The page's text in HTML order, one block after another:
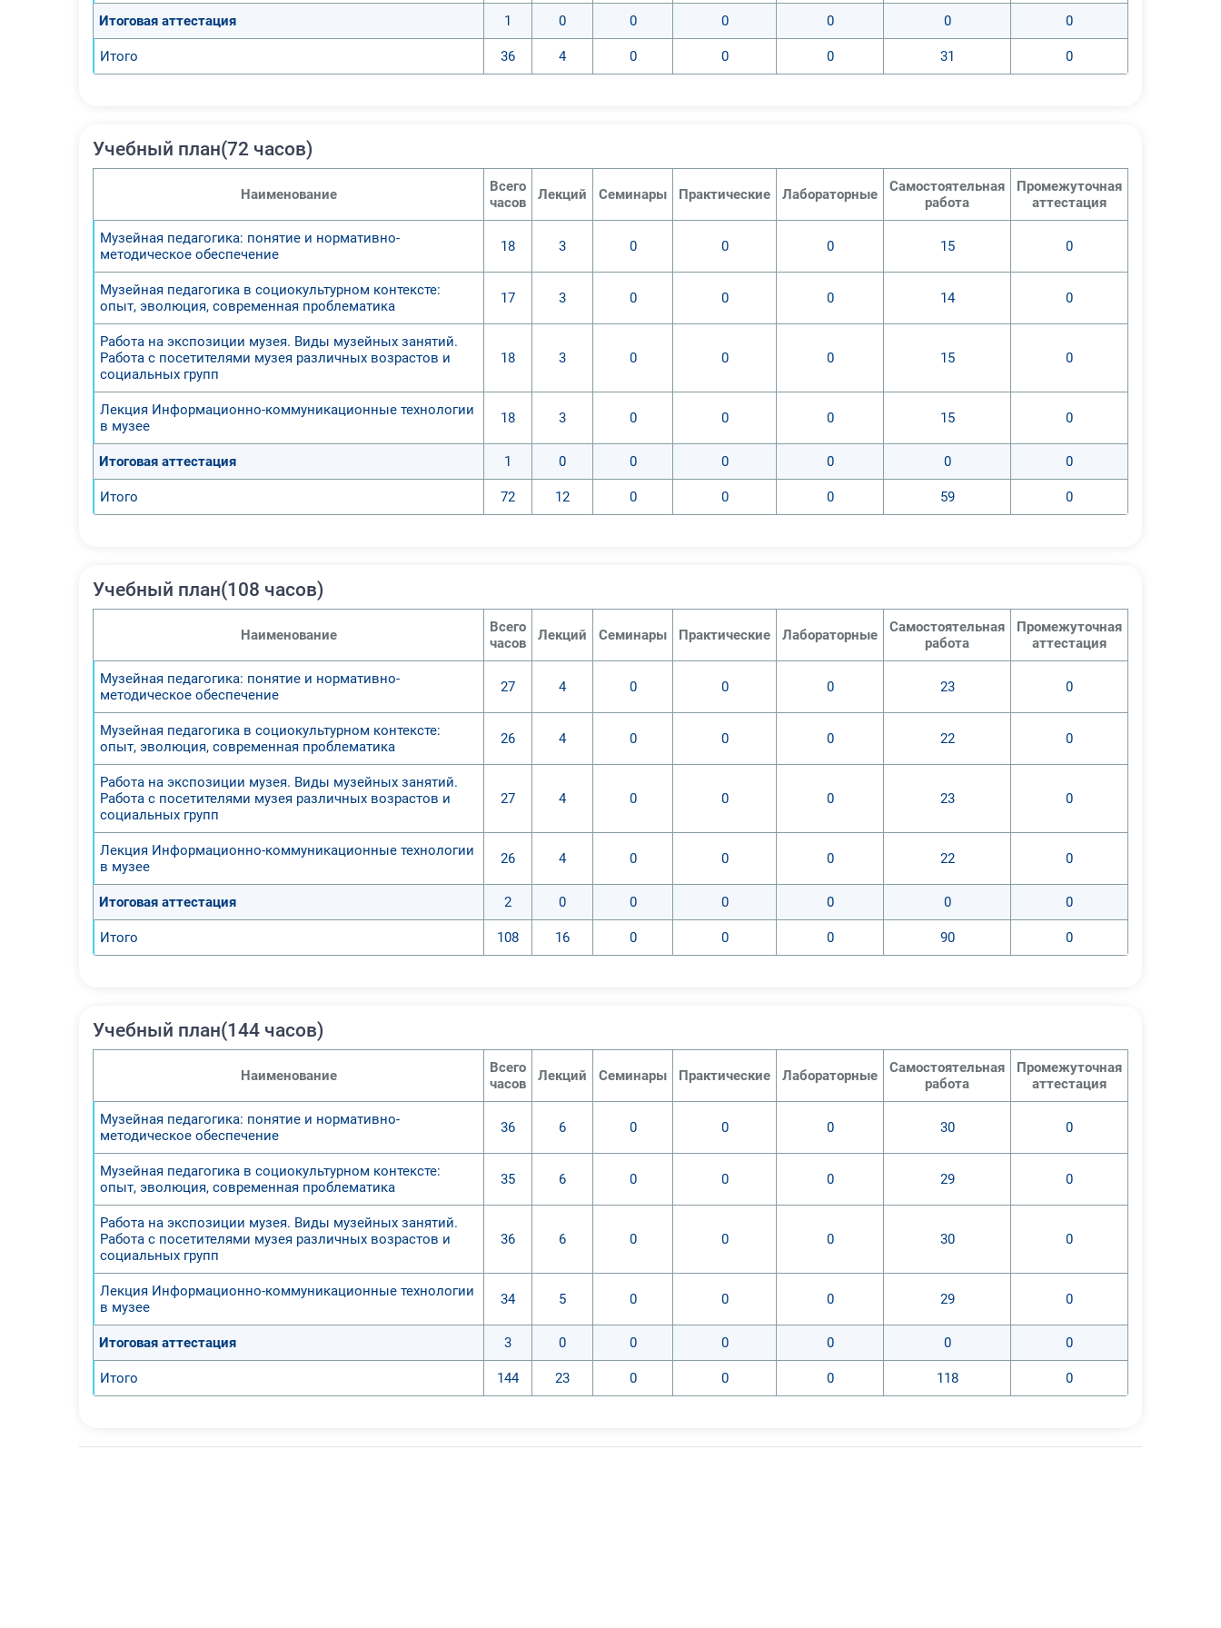
Итоговая аттестация 1 0 0 0 0 0 0
Итого 36 4 0 0 0 31 0
Учебный план(72 часов)
Наименование
Всего
часов
Лекций Семинары Практические Лабораторные
Самостоятельная
работа
Промежуточная
аттестация
Музейная педагогика: понятие и нормативно-
методическое обеспечение
18 3 0 0 0 15 0
Музейная педагогика в социокультурном контексте:
опыт, эволюция, современная проблематика
17 3 0 0 0 14 0
Работа на экспозиции музея. Виды музейных занятий.
Работа с посетителями музея различных возрастов и
социальных групп
18 3 0 0 0 15 0
Лекция Информационно-коммуникационные технологии
в музее
18 3 0 0 0 15 0
Итоговая аттестация 1 0 0 0 0 0 0
Итого 72 12 0 0 0 59 0
Учебный план(108 часов)
Наименование
Всего
часов
Лекций Семинары Практические Лабораторные
Самостоятельная
работа
Промежуточная
аттестация
Музейная педагогика: понятие и нормативно-
методическое обеспечение
27 4 0 0 0 23 0
Музейная педагогика в социокультурном контексте:
опыт, эволюция, современная проблематика
26 4 0 0 0 22 0
Работа на экспозиции музея. Виды музейных занятий.
Работа с посетителями музея различных возрастов и
социальных групп
27 4 0 0 0 23 0
Лекция Информационно-коммуникационные технологии
в музее
26 4 0 0 0 22 0
Итоговая аттестация 2 0 0 0 0 0 0
Итого 108 16 0 0 0 90 0
Учебный план(144 часов)
Наименование
Всего
часов
Лекций Семинары Практические Лабораторные
Самостоятельная
работа
Промежуточная
аттестация
Музейная педагогика: понятие и нормативно-
методическое обеспечение
36 6 0 0 0 30 0
Музейная педагогика в социокультурном контексте:
опыт, эволюция, современная проблематика
35 6 0 0 0 29 0
Работа на экспозиции музея. Виды музейных занятий.
Работа с посетителями музея различных возрастов и
социальных групп
36 6 0 0 0 30 0
Лекция Информационно-коммуникационные технологии
в музее
34 5 0 0 0 29 0
Итоговая аттестация 3 0 0 0 0 0 0
Итого 144 23 0 0 0 118 0